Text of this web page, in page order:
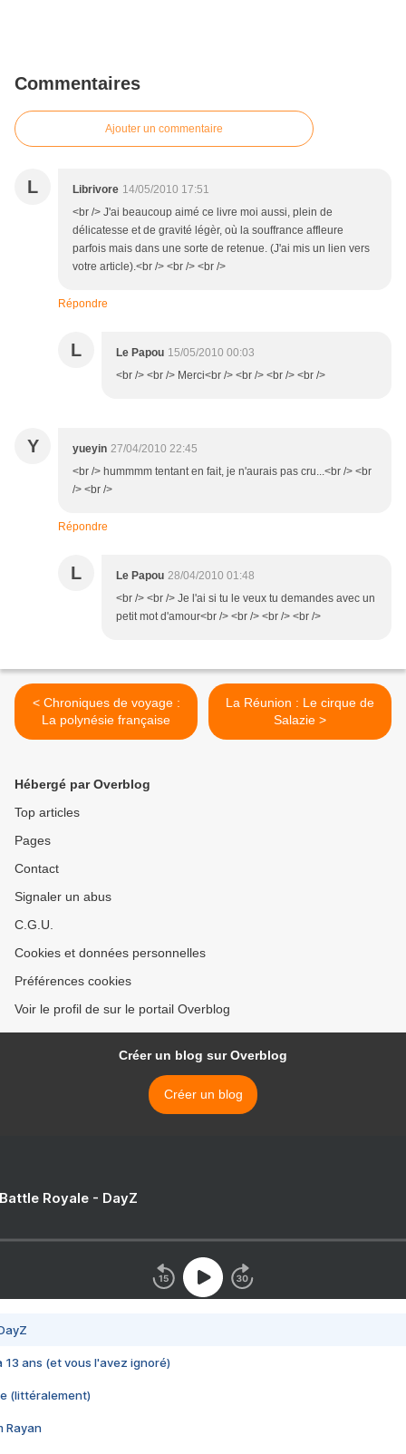
Commentaires
Ajouter un commentaire
L Librivore 14/05/2010 17:51
<br /> J'ai beaucoup aimé ce livre moi aussi, plein de
délicatesse et de gravité légèr, où la souffrance affleure
parfois mais dans une sorte de retenue. (J'ai mis un lien vers
votre article).<br /> <br /> <br />
Répondre
L Le Papou 15/05/2010 00:03
<br /> <br /> Merci<br /> <br /> <br /> <br />
Y yueyin 27/04/2010 22:45
<br /> hummmm tentant en fait, je n'aurais pas cru...<br /> <br
/> <br />
Répondre
L Le Papou 28/04/2010 01:48
<br /> <br /> Je l'ai si tu le veux tu demandes avec un
petit mot d'amour<br /> <br /> <br /> <br />
< Chroniques de voyage :
La polynésie française
La Réunion : Le cirque de
Salazie >
Hébergé par Overblog
Top articles
Pages
Contact
Signaler un abus
C.G.U.
Cookies et données personnelles
Préférences cookies
Voir le profil de sur le portail Overblog
Créer un blog sur Overblog
Créer un blog
Royale - DayZ
13 ans (et vous l'avez ignoré)
(littéralement)
Rayan